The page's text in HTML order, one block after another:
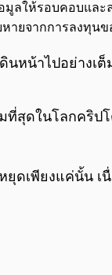
ลให้รอบคอบและ
ายจากการลงทุนข
ดินหน้าไปอย่างเต็
ในโลกคริปโ
ดเพียงแค่นั้น